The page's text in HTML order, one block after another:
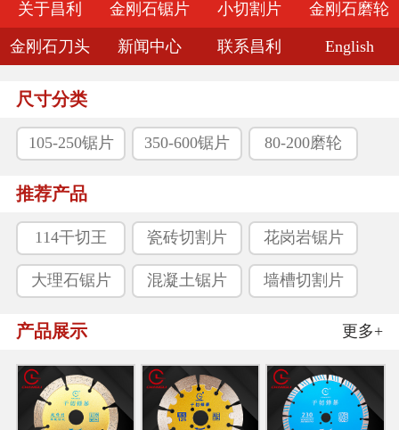
金刚石刀头
新闻中心
English
关于昌利 金刚石锯片 小切割片 金刚石磨轮
金刚石刀头 新闻中心 联系昌利 English
尺寸分类
105-250锯片 350-600锯片 80-200磨轮
推荐产品
114干切王 瓷砖切割片 花岗岩锯片
大理石锯片 混凝土锯片 墙槽切割片
产品展示 更多+